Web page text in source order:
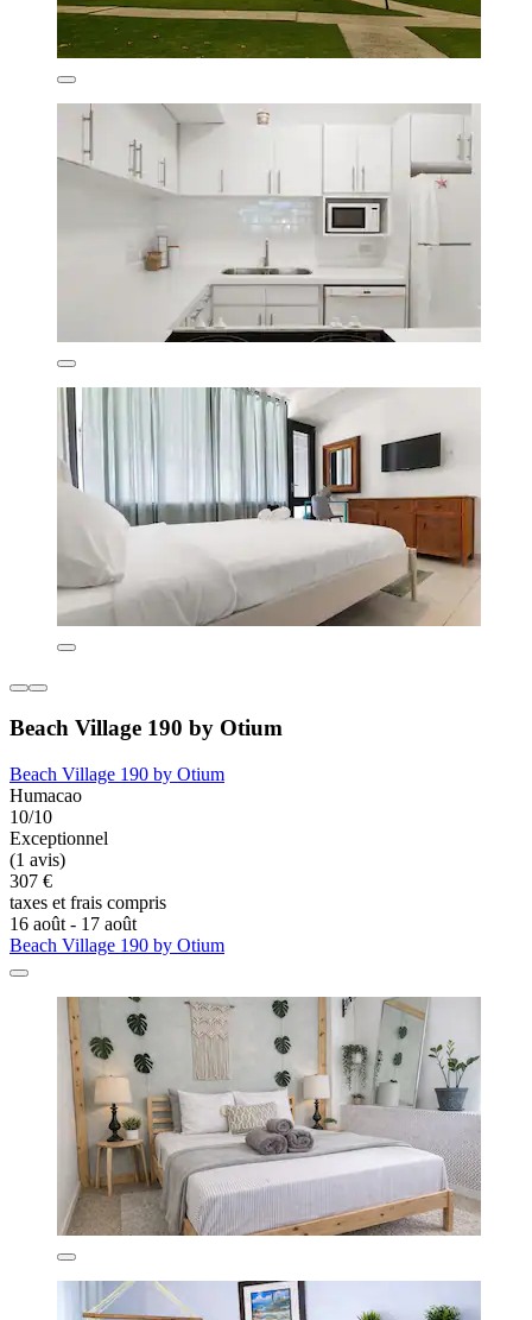
Beach Village 190 by Otium
Beach Village 190 by Otium
Humacao
10/10
Exceptionnel
(1 avis)
307 €
taxes et frais compris
16 août - 17 août
Beach Village 190 by Otium